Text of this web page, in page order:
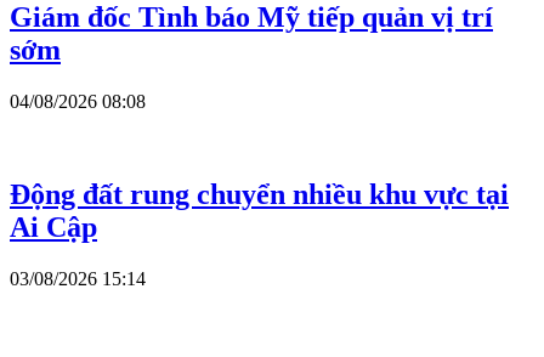
Giám đốc Tình báo Mỹ tiếp quản vị trí
sớm
04/08/2026 08:08
Động đất rung chuyển nhiều khu vực tại
Ai Cập
03/08/2026 15:14